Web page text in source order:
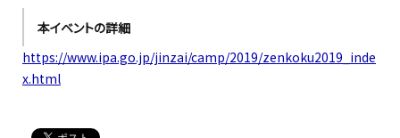
本イベントの詳細
https://www.ipa.go.jp/jinzai/camp/2019/zenkoku2019_inde
x.html